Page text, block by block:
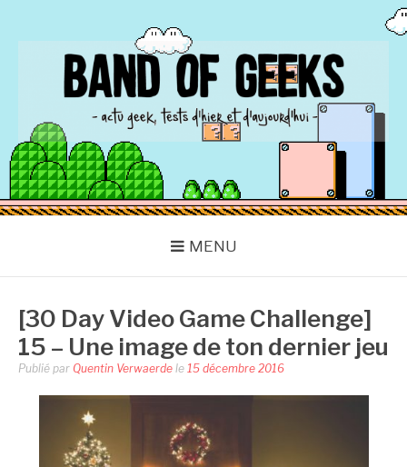
BAND OF GEEKS
Actu Geek d'hier et d'aujourd'hui
MENU
[30 Day Video Game Challenge]
15 – Une image de ton dernier jeu
Publié par Quentin Verwaerde le 15 décembre 2016